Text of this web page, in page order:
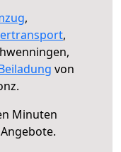
,
,
von
Minuten